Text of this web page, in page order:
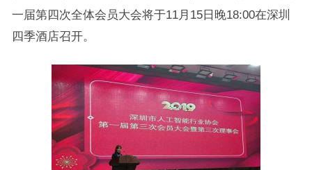
一届第四次全体会员大会将于11月15日晚18:00在深圳
四季酒店召开。